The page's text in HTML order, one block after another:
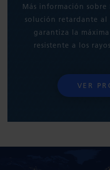
Más información sobre
solución retardante
garantiza la
resistente a los
VER